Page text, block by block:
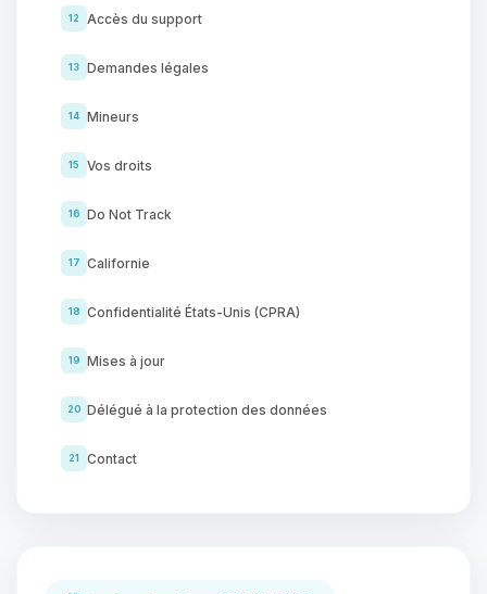
12 Accès du support
13 Demandes légales
14 Mineurs
15 Vos droits
16 Do Not Track
17 Californie
18 Confidentialité États-Unis (CPRA)
19 Mises à jour
20 Délégué à la protection des données
21 Contact